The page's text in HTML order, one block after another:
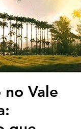
no Vale